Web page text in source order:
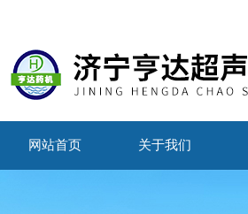
网站首页 关于我们